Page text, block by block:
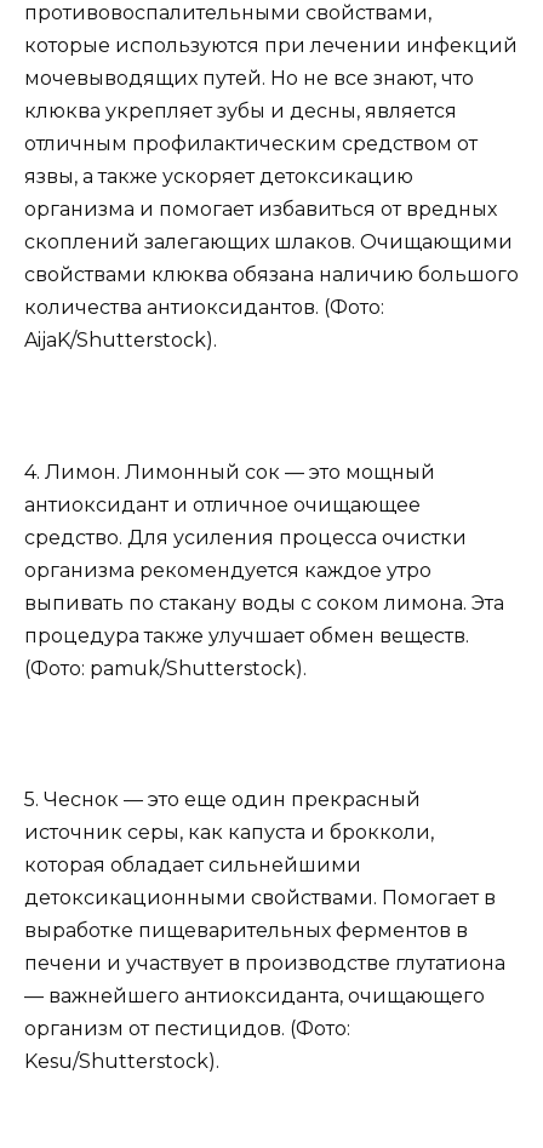
противовоспалительными свойствами,
которые используются при лечении инфекций
мочевыводящих путей. Но не все знают, что
клюква укрепляет зубы и десны, является
отличным профилактическим средством от
язвы, а также ускоряет детоксикацию
организма и помогает избавиться от вредных
скоплений залегающих шлаков. Очищающими
свойствами клюква обязана наличию большого
количества антиоксидантов. (Фото:
AijaK/Shutterstock).
4. Лимон. Лимонный сок — это мощный
антиоксидант и отличное очищающее
средство. Для усиления процесса очистки
организма рекомендуется каждое утро
выпивать по стакану воды с соком лимона. Эта
процедура также улучшает обмен веществ.
(Фото: pamuk/Shutterstock).
5. Чеснок — это еще один прекрасный
источник серы, как капуста и брокколи,
которая обладает сильнейшими
детоксикационными свойствами. Помогает в
выработке пищеварительных ферментов в
печени и участвует в производстве глутатиона
— важнейшего антиоксиданта, очищающего
организм от пестицидов. (Фото:
Kesu/Shutterstock).